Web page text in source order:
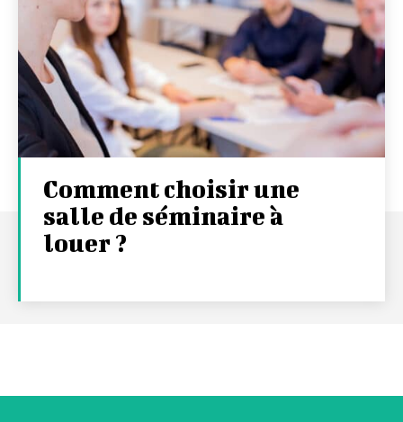
Comment choisir une
salle de séminaire à
louer ?